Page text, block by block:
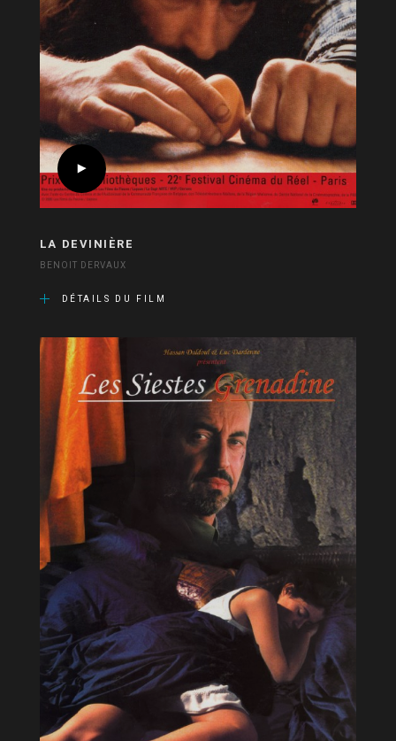
LA DEVINIÈRE
BENOIT DERVAUX
DÉTAILS DU FILM